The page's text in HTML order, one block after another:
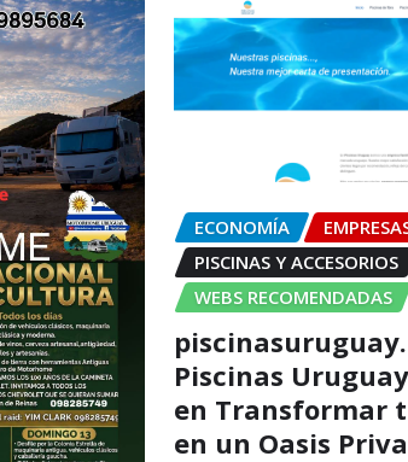
ECONOMÍA
PISCINAS Y ACCESORIOS
WEBS RECOMENDADAS
Piscinas
en Transformar
en un Oasis